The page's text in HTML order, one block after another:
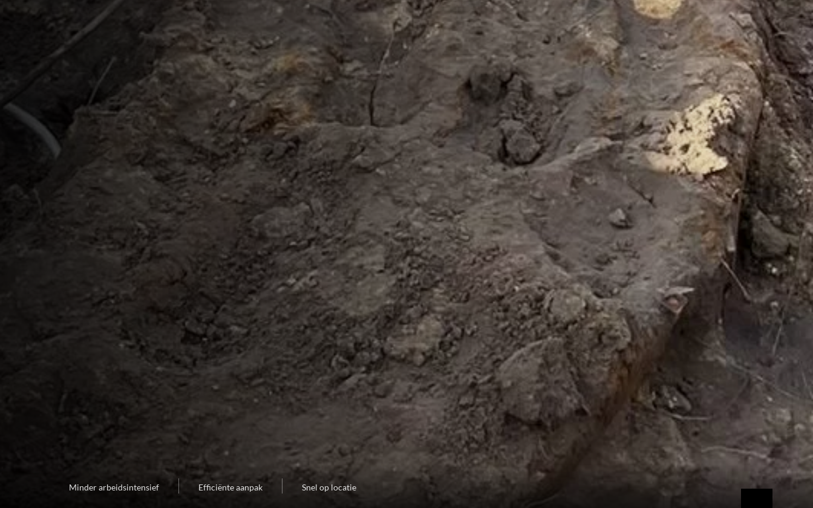
Minder arbeidsintensief Efficiënte aanpak Snel op locatie